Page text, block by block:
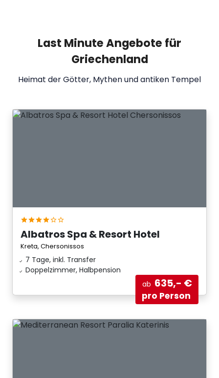
Last Minute Angebote für
Griechenland
Heimat der Götter, Mythen und antiken Tempel
Albatros Spa & Resort Hotel
Kreta, Chersonissos
7 Tage, inkl. Transfer
Doppelzimmer, Halbpension
ab 635,- €
pro Person